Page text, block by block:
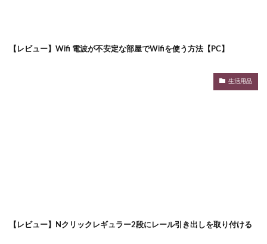
【レビュー】Wifi 電波が不安定な部屋でWifiを使う方法【PC】
生活用品
【レビュー】Nクリックレギュラー2段にレール引き出しを取り付ける